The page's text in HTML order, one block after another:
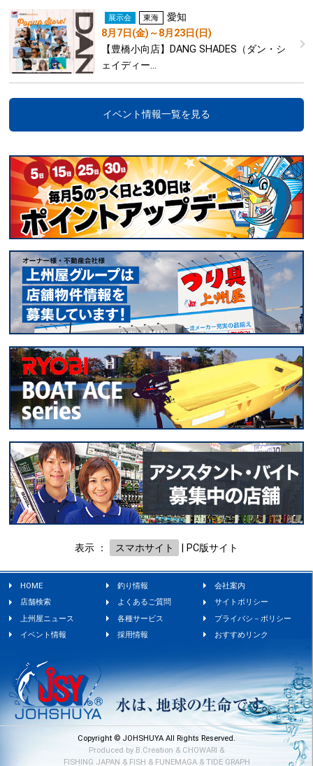
展示会 東海
愛知
8月7日(金)～8月23日(日)
【豊橋小向店】DANG SHADES（ダン・シ
ェイディー…
イベント情報一覧を見る
表示 ： スマホサイト PC版サイト
HOME 釣り情報
会社案内
店舗検索
よくあるご質問
サイトポリシー
上州屋ニュース
各種サービス
プライバシ－ポリシー
イベント情報
採用情報 おすすめリンク
Copyright © JOHSHUYA All Rights Reserved.
Produced by B.Creation & CHOWARI &
FISHING JAPAN & FISH & FUNEMAGA& TIDE GRAPH